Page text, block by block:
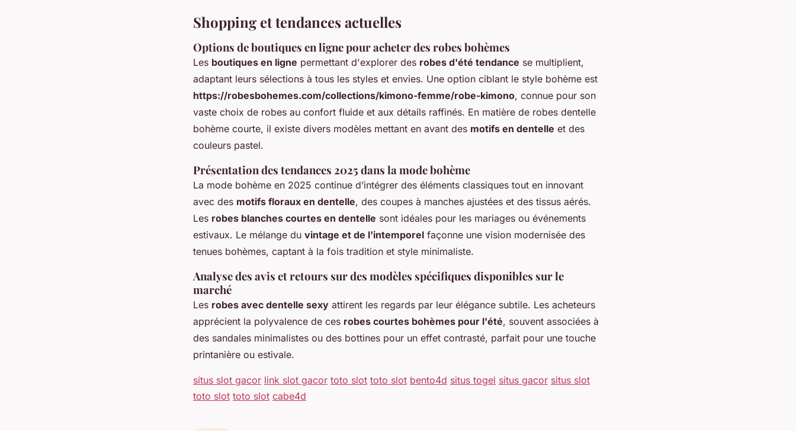
Shopping et tendances actuelles
Options de boutiques en ligne pour acheter des robes bohèmes
Les boutiques en ligne permettant d'explorer des robes d'été tendance se multiplient,
adaptant leurs sélections à tous les styles et envies. Une option ciblant le style bohème est
https://robesbohemes.com/collections/kimono-femme/robe-kimono, connue pour son
vaste choix de robes au confort fluide et aux détails raffinés. En matière de robes dentelle
bohème courte, il existe divers modèles mettant en avant des motifs en dentelle et des
couleurs pastel.
Présentation des tendances 2025 dans la mode bohème
La mode bohème en 2025 continue d’intégrer des éléments classiques tout en innovant
avec des motifs floraux en dentelle, des coupes à manches ajustées et des tissus aérés.
Les robes blanches courtes en dentelle sont idéales pour les mariages ou événements
estivaux. Le mélange du vintage et de l'intemporel façonne une vision modernisée des
tenues bohèmes, captant à la fois tradition et style minimaliste.
Analyse des avis et retours sur des modèles spécifiques disponibles sur le
marché
Les robes avec dentelle sexy attirent les regards par leur élégance subtile. Les acheteurs
apprécient la polyvalence de ces robes courtes bohèmes pour l'été, souvent associées à
des sandales minimalistes ou des bottines pour un effet contrasté, parfait pour une touche
printanière ou estivale.
situs slot gacor link slot gacor toto slot toto slot bento4d situs togel situs gacor situs slot
toto slot toto slot cabe4d